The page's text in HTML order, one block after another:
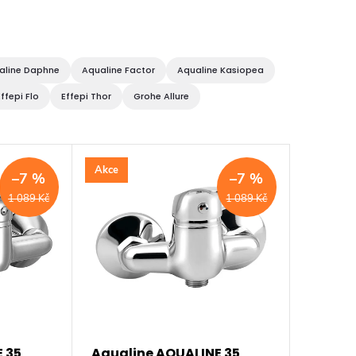
Daphne Aqualine Factor Aqualine Kasiopea
Flo Effepi Thor Grohe Allure
1 089 Kč
–7 % Akce
1 089 Kč
–7 %